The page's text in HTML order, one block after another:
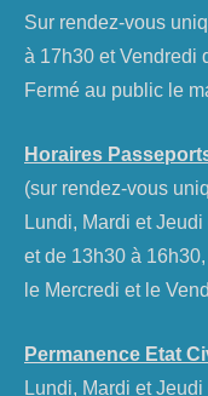
Sur rendez-vous
à 17h30 et Vendredi
Fermé au public le
Horaires Passeports
(sur rendez-vous
Lundi, Mardi et
et de 13h30 à 16h30,
le Mercredi et le
Permanence Etat
Lundi, Mardi et